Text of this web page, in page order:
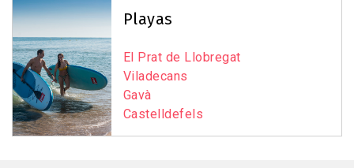
Playas
El Prat de Llobregat
Viladecans
Gavà
Castelldefels